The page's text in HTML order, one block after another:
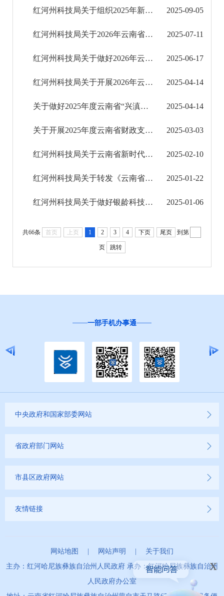
医疗卫生机构信息公开
科技管理和项目经费信息公开
科技计划管理
旅游市场秩序和服务质量信息公开
民政信息公开
推进户籍和出入境管理服务公开
云南省网上新闻发布厅
其他
权责清单
建议提案办理
红河州科技局关于组织2025年新型研发机构培育对象申报的通知 2025-09-05
红河州科技局关于2026年云南省新时代“银龄科技专家”遴选结果公示 2025-07-11
红河州科技局关于做好2026年云南省新时代“银龄科技专家”申报工作的通知 2025-06-17
红河州科技局关于开展2026年云南省基础研究计划项目申报工作的通知 2025-04-14
关于做好2025年度云南省“兴滇英才支持计划”科技领军人才、高端外国专家、创新团队等3个专项... 2025-04-14
关于开展2025年度云南省财政支持生物医药产业创新发展专项后补助项目申报的通知 2025-03-03
红河州科技局关于云南省新时代“银龄科技 专家”遴选结果的公示 2025-02-10
红河州科技局关于转发《云南省科技厅关于技术合同认定登记类奖补项目申报工作的通知》的通知 2025-01-22
红河州科技局关于做好银龄科技专家申报工作的通知 2025-01-06
共66条 首页 上页 1 2 3 4 下页 尾页 到第
页 跳转
“互联网+督查”
中央政府和国家部委网站
省政府部门网站
市县区政府网站
友情链接
网站地图 | 网站声明 | 关于我们
主办：红河哈尼族彝族自治州人民政府 承办：红河哈尼族彝族自治州
人民政府办公室
x